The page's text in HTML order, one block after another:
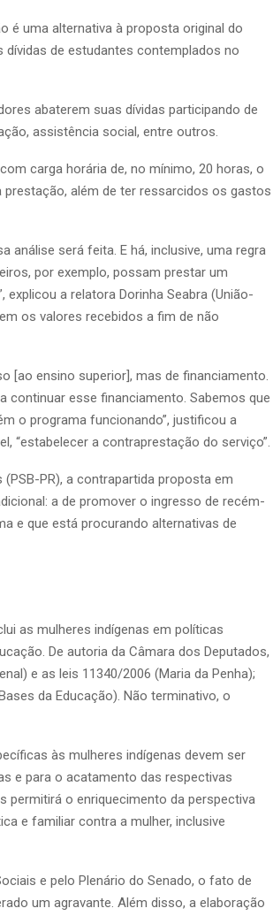
é uma alternativa à proposta original do
dívidas de estudantes contemplados no
abaterem suas dívidas participando de
assistência social, entre outros.
carga horária de, no mínimo, 20 horas, o
além de ter ressarcidos os gastos
análise será feita. E há, inclusive, uma regra
por exemplo, possam prestar um
a relatora Dorinha Seabra (União-
os valores recebidos a fim de não
[ao ensino superior], mas de financiamento.
continuar esse financiamento. Sabemos que
o programa funcionando”, justificou a
“estabelecer a contraprestação do serviço”.
PR), a contrapartida proposta em
a de promover o ingresso de recém-
e que está procurando alternativas de
as mulheres indígenas em políticas
De autoria da Câmara dos Deputados,
e as leis 11340/2006 (Maria da Penha);
da Educação). Não terminativo, o
às mulheres indígenas devem ser
e para o acatamento das respectivas
permitirá o enriquecimento da perspectiva
e familiar contra a mulher, inclusive
e pelo Plenário do Senado, o fato de
um agravante. Além disso, a elaboração